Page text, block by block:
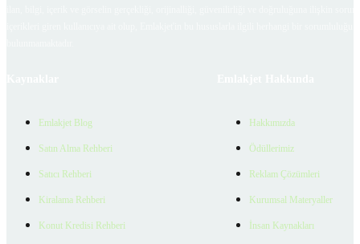
Emlakjet Blog
Satın Alma Rehberi
Satıcı Rehberi
Kiralama Rehberi
Konut Kredisi Rehberi
Hakkımızda
Ödüllerimiz
Reklam Çözümleri
Kurumsal Materyaller
İnsan Kaynakları